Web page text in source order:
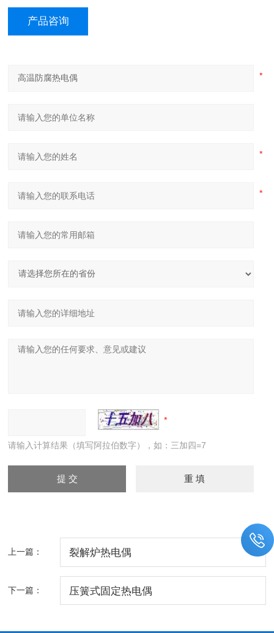
产品咨询
请输入计算结果（填写阿拉伯数字），如：三加四=7
上一篇： 裂解炉热电偶
下一篇： 压簧式固定热电偶